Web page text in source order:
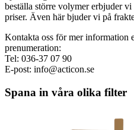
beställa större volymer erbjuder
priser. Även här bjuder vi på
Kontakta oss för mer information
prenumeration:
Tel: 036-37 07 90
E-post: info@acticon.se
Spana in våra olika filter